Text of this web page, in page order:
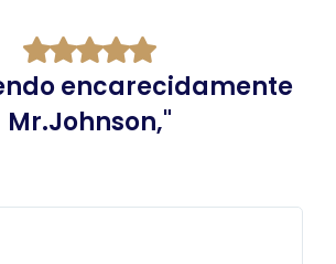
encarecidamente
Mr.Johnson,"